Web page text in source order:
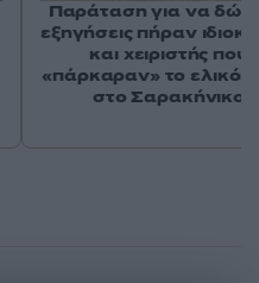
Παράταση για να
εξηγήσεις πήραν
και χειριστής που
«πάρκαραν» το
στο Σαρακήνικο